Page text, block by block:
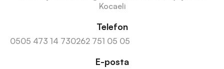
Kocaeli
Telefon
0505 473 14 730262 751 05 05
E-posta